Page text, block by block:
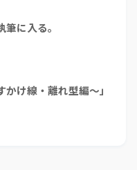
筆に入る。
かけ線・離れ型編～」